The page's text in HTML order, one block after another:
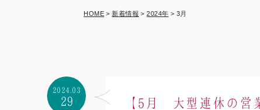
HOME> 新着情報 >2024年 > 3月
2024.03
29 【5月 大型連休の営